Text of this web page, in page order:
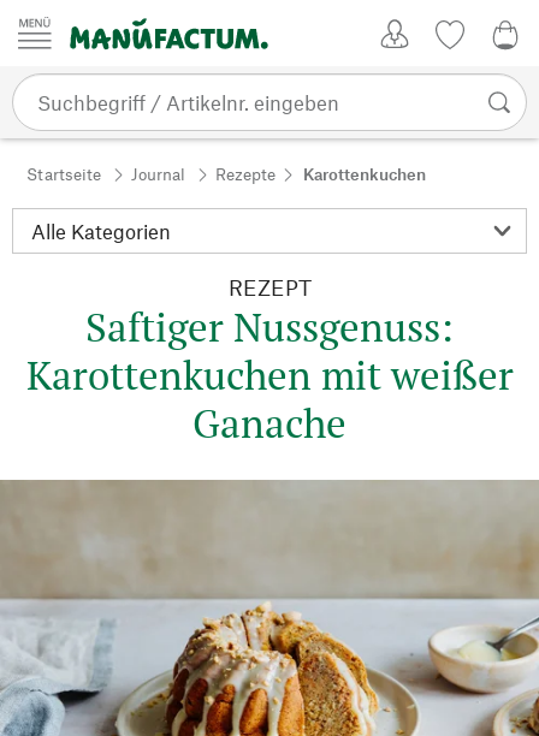
Zum Inhalt springen
Startseite Journal Rezepte Karottenkuchen
REZEPT
Saftiger Nussgenuss:
Karottenkuchen mit weißer
Ganache